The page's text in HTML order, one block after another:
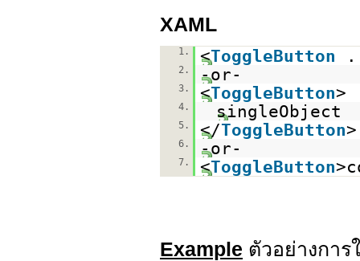
XAML
1. <ToggleButton
2. -or-
3. <ToggleButton>
4. singleObject
5. </ToggleButton>
6. -or-
7. <ToggleButton
Example ตัวอย่างการ